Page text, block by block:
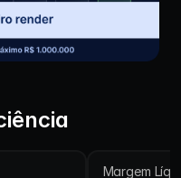
Margem